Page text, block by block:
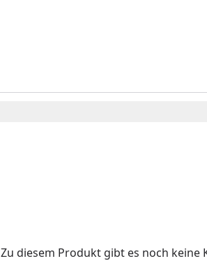
Zu diesem Produkt gibt es noch keine